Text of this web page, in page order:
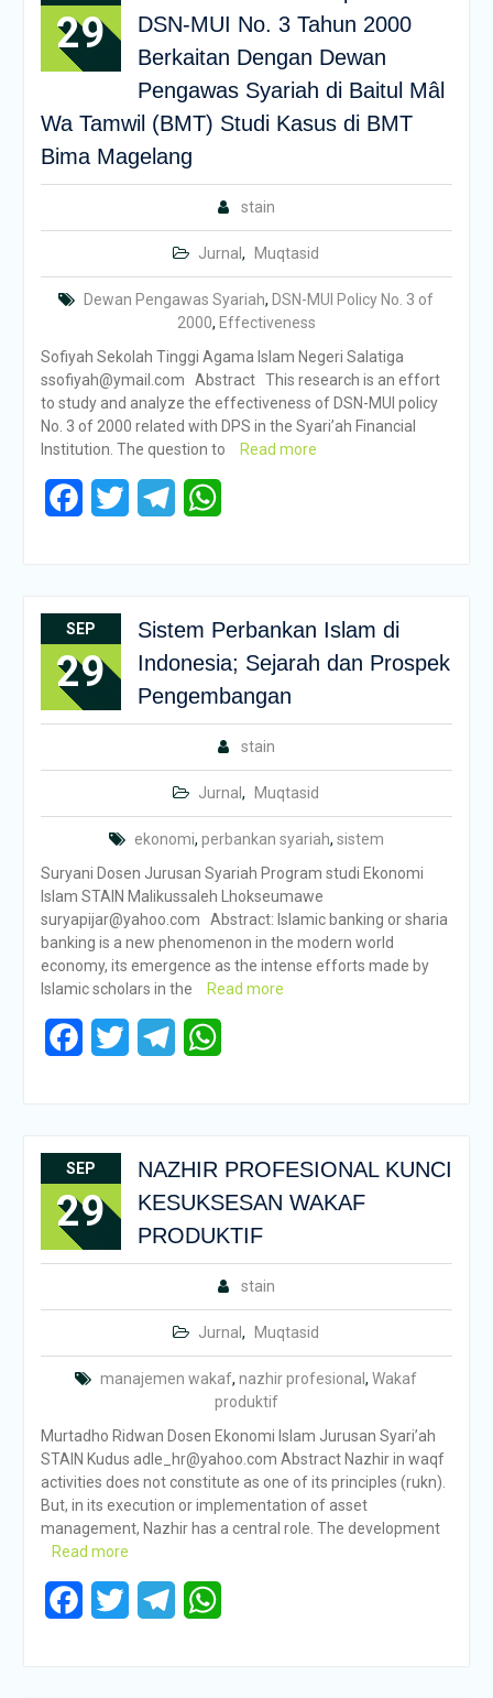
29
DSN-MUI No. 3 Tahun 2000
Berkaitan Dengan Dewan
Pengawas Syariah di Baitul Mâl
Wa Tamwil (BMT) Studi Kasus di BMT
Bima Magelang
stain
Jurnal, Muqtasid
Dewan Pengawas Syariah, DSN-MUI Policy No. 3 of
2000, Effectiveness
Sofiyah Sekolah Tinggi Agama Islam Negeri Salatiga
ssofiyah@ymail.com Abstract This research is an effort
to study and analyze the effectiveness of DSN-MUI policy
No. 3 of 2000 related with DPS in the Syari’ah Financial
Institution. The question to
Read more
Facebook
Twitter Telegram
SEP
29
Sistem Perbankan Islam di
Indonesia; Sejarah dan Prospek
Pengembangan
stain
Jurnal, Muqtasid
ekonomi, perbankan syariah, sistem
Suryani Dosen Jurusan Syariah Program studi Ekonomi
Islam STAIN Malikussaleh Lhokseumawe
suryapijar@yahoo.com Abstract: Islamic banking or sharia
banking is a new phenomenon in the modern world
economy, its emergence as the intense efforts made by
Islamic scholars in the
Read more
Facebook
Twitter Telegram
SEP
29
NAZHIR PROFESIONAL KUNCI
KESUKSESAN WAKAF
PRODUKTIF
stain
Jurnal, Muqtasid
manajemen wakaf,nazhir profesional,Wakaf
produktif
Murtadho Ridwan Dosen Ekonomi Islam Jurusan Syari’ah
STAIN Kudus adle_hr@yahoo.com Abstract Nazhir in waqf
activities does not constitute as one of its principles (rukn).
But, in its execution or implementation of asset
management, Nazhir has a central role. The development
Read more
Facebook
Twitter Telegram